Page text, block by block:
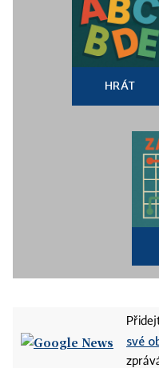
HRÁT
své